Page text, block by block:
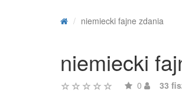
niemiecki fajne zdania
niemiecki
0 33